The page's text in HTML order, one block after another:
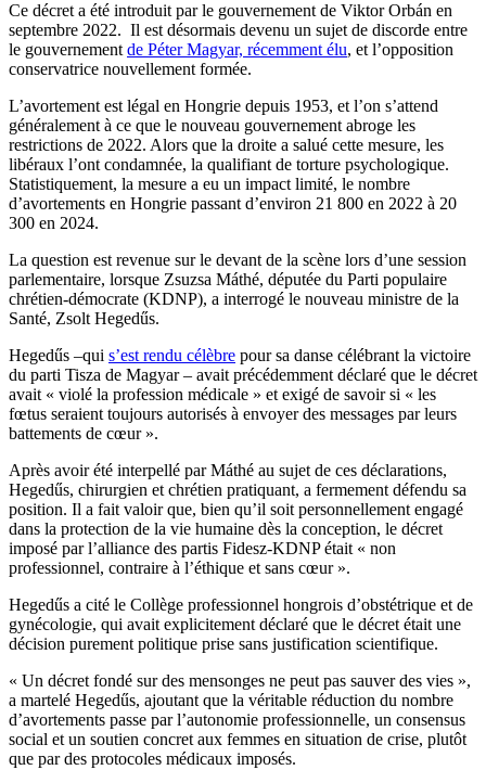
Ce décret a été introduit par le gouvernement de Viktor Orbán en
septembre 2022. Il est désormais devenu un sujet de discorde entre
le gouvernement de Péter Magyar, récemment élu, et l’opposition
conservatrice nouvellement formée.
L’avortement est légal en Hongrie depuis 1953, et l’on s’attend
généralement à ce que le nouveau gouvernement abroge les
restrictions de 2022. Alors que la droite a salué cette mesure, les
libéraux l’ont condamnée, la qualifiant de torture psychologique.
Statistiquement, la mesure a eu un impact limité, le nombre
d’avortements en Hongrie passant d’environ 21 800 en 2022 à 20
300 en 2024.
La question est revenue sur le devant de la scène lors d’une session
parlementaire, lorsque Zsuzsa Máthé, députée du Parti populaire
chrétien-démocrate (KDNP), a interrogé le nouveau ministre de la
Santé, Zsolt Hegedűs.
Hegedűs –qui s’est rendu célèbre pour sa danse célébrant la victoire
du parti Tisza de Magyar – avait précédemment déclaré que le décret
avait « violé la profession médicale » et exigé de savoir si « les
fœtus seraient toujours autorisés à envoyer des messages par leurs
battements de cœur ».
Après avoir été interpellé parMáthé au sujet de ces déclarations,
Hegedűs, chirurgien et chrétien pratiquant, a fermement défendu sa
position. Il a fait valoir que, bien qu’il soit personnellement engagé
dans la protection de la vie humaine dès la conception, le décret
imposé par l’alliance des partis Fidesz-KDNP était « non
professionnel, contraire à l’éthique et sans cœur ».
Hegedűs a cité le Collège professionnel hongrois d’obstétrique et de
gynécologie, qui avait explicitement déclaré que le décret était une
décision purement politique prise sans justification scientifique.
« Un décret fondé sur des mensonges ne peut pas sauver des vies »,
a martelé Hegedűs, ajoutant que la véritable réduction du nombre
d’avortements passe par l’autonomie professionnelle, un consensus
social et un soutien concret aux femmes en situation de crise, plutôt
que par des protocoles médicaux imposés.